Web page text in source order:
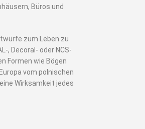
Büros und
zum Leben zu
, Decoral- oder NCS-
Formen wie Bögen
vom polnischen
Wirksamkeit jedes